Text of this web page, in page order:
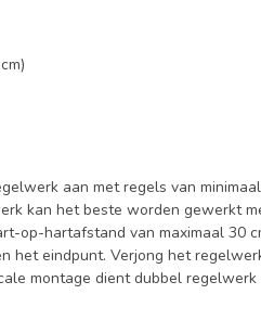
aan met regels van
kan het beste worden gewerkt
op-hartafstand van maximaal 30
het eindpunt. Verjong het
montage dient dubbel